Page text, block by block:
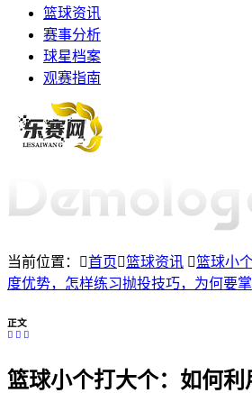
篮球资讯
赛事分析
球星档案
观赛指南
当前位置： 首页 篮球资讯
篮球小
度优势，怎样练习抛投技巧，为何要掌
正文
篮球小个打大个：如何